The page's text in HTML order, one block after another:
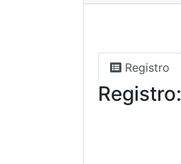
Registro
Registro: